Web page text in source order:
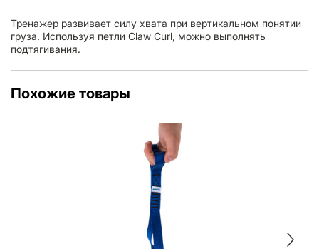
Тренажер развивает силу хвата при вертикальном понятии
груза. Используя петли Claw Curl, можно выполнять
подтягивания.
Похожие товары